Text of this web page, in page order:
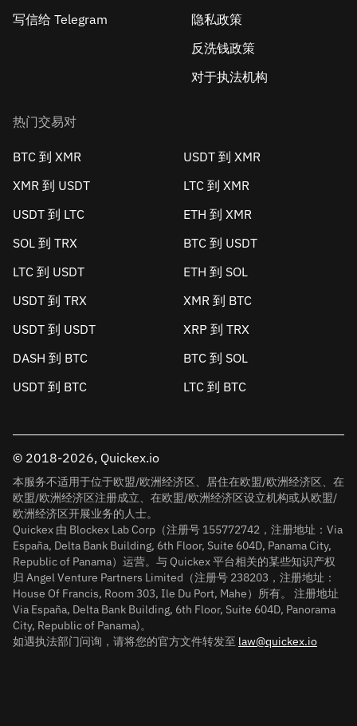
写信给 Telegram
隐私政策
反洗钱政策
对于执法机构
热门交易对
BTC 到 XMR
USDT 到 XMR
XMR 到 USDT
LTC 到 XMR
USDT 到 LTC
ETH 到 XMR
SOL 到 TRX
BTC 到 USDT
LTC 到 USDT
ETH 到 SOL
USDT 到 TRX
XMR 到 BTC
USDT 到 USDT
XRP 到 TRX
DASH 到 BTC
BTC 到 SOL
USDT 到 BTC
LTC 到 BTC
© 2018-2026, Quickex.io
本服务不适用于位于欧盟/欧洲经济区、居住在欧盟/欧洲经济区、在
欧盟/欧洲经济区注册成立、在欧盟/欧洲经济区设立机构或从欧盟/
欧洲经济区开展业务的人士。
Quickex 由 Blockex Lab Corp（注册号 155772742，注册地址：Via
España, Delta Bank Building, 6th Floor, Suite 604D, Panama City,
Republic of Panama）运营。与 Quickex 平台相关的某些知识产权
归 Angel Venture Partners Limited（注册号 238203，注册地址：
House Of Francis, Room 303, Ile Du Port, Mahe）所有。 注册地址
Via España, Delta Bank Building, 6th Floor, Suite 604D, Panorama
City, Republic of Panama)。
如遇执法部门问询，请将您的官方文件转发至 law@quickex.io